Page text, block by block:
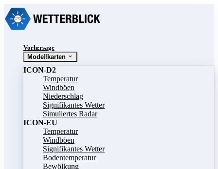
Vorhersage
Modellkarten
ICON-D2
Temperatur
Windböen
Niederschlag
Signifikantes Wetter
Simuliertes Radar
ICON-EU
Temperatur
Windböen
Signifikantes Wetter
Bodentemperatur
Bewölkung